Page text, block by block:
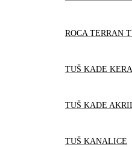
ROCA TERRAN
TUŠ KADE
TUŠ KADE
TUŠ KANALICE